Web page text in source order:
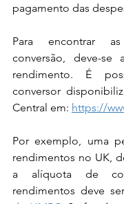
pagamento das
Para encontrar
conversão, deve-
rendimento. É
conversor
Central em: https://
Por exemplo, uma
rendimentos no UK,
a alíquota de
rendimentos deve